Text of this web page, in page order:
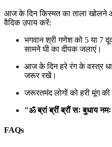
आज के दिन किस्मत का ताला खोलने
वैदिक उपाय करें:
भगवान श्री गणेश को 5 या 7
सामने घी का दीपक जलाएं।
आज के दिन हरे रंग के वस्त्र
जरूर रखें।
जरूरतमंद लोगों को हरी मूंग
"ॐ ब्रां ब्रीं ब्रौं सः बुधाय
FAQs